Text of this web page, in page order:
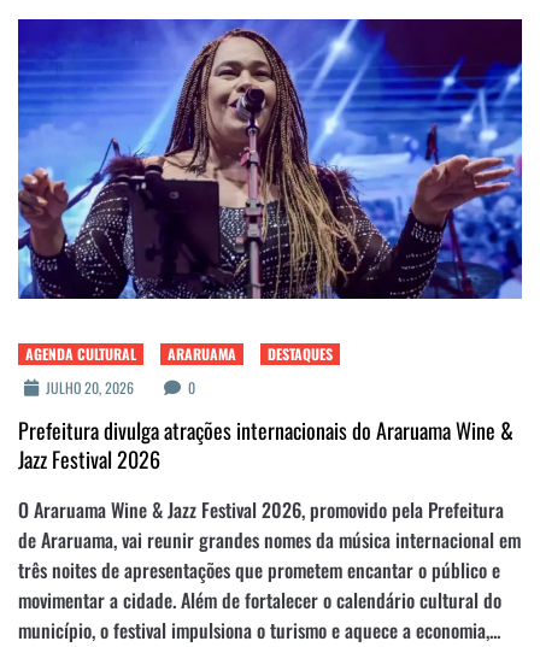
AGENDA CULTURAL ARARUAMA
DESTAQUES
JULHO 20, 2026
0
Prefeitura divulga atrações internacionais do Araruama Wine &
Jazz Festival 2026
O Araruama Wine & Jazz Festival 2026, promovido pela Prefeitura
de Araruama, vai reunir grandes nomes da música internacional em
três noites de apresentações que prometem encantar o público e
movimentar a cidade. Além de fortalecer o calendário cultural do
município, o festival impulsiona o turismo e aquece a economia,...